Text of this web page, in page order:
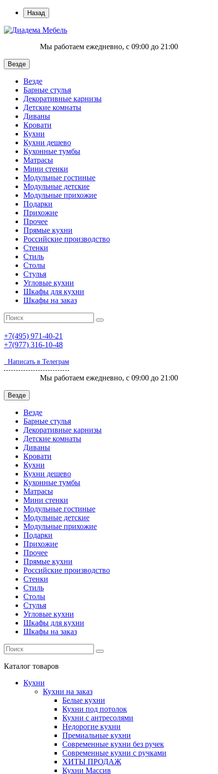
Назад
Мы работаем ежедневно, с 09:00 до 21:00
Везде
Везде
Барные стулья
Декоративные карнизы
Детские комнаты
Диваны
Кровати
Кухни
Кухни дешево
Кухонные тумбы
Матрасы
Мини стенки
Модульные гостиные
Модульные детские
Модульные прихожие
Подарки
Прихожие
Прочее
Прямые кухни
Российские производство
Стенки
Стиль
Столы
Стулья
Угловые кухни
Шкафы для кухни
Шкафы на заказ
+7(495) 971-40-21
+7(977) 316-10-48
Написать в Телеграм
Мы работаем ежедневно, с 09:00 до 21:00
Везде
Везде
Барные стулья
Декоративные карнизы
Детские комнаты
Диваны
Кровати
Кухни
Кухни дешево
Кухонные тумбы
Матрасы
Мини стенки
Модульные гостиные
Модульные детские
Модульные прихожие
Подарки
Прихожие
Прочее
Прямые кухни
Российские производство
Стенки
Стиль
Столы
Стулья
Угловые кухни
Шкафы для кухни
Шкафы на заказ
Каталог товаров
Кухни
Кухни на заказ
Белые кухни
Кухни под потолок
Кухни с антресолями
Недорогие кухни
Премиальные кухни
Современные кухни без ручек
Современные кухни с ручками
ХИТЫ ПРОДАЖ
Кухни Массив